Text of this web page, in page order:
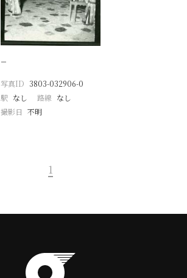
−
写真ID 3803-032906-0
駅 なし 路線 なし
撮影日
不明
1